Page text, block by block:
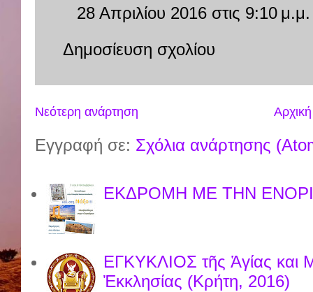
28 Απριλίου 2016 στις 9:10 μ.μ.
Δημοσίευση σχολίου
Νεότερη ανάρτηση
Εγγραφή σε: Σχόλια ανάρτησης
ΕΚΔΡΟΜΗ ΜΕ ΤΗΝ
ΕΓΚΥΚΛΙΟΣ τῆς Ἁγίας και
Ἐκκλησίας (Κρήτη, 2016)